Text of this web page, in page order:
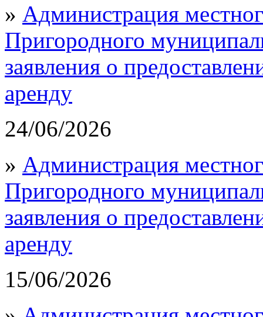
» Администрация
Пригородного
заявления о
аренду
24/06/2026
» Администрация
Пригородного
заявления о
аренду
15/06/2026